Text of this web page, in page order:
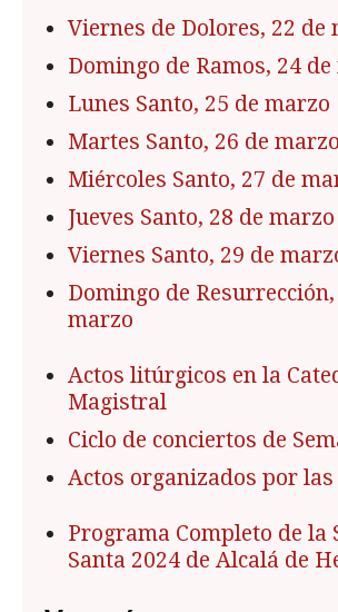
Viernes de Dolores, 22 de
Domingo de Ramos, 24
Lunes Santo, 25 de marzo
Martes Santo, 26 de marzo
Miércoles Santo, 27 de
Jueves Santo, 28 de marzo
Viernes Santo, 29 de
Domingo de Resurrección,
marzo
Actos litúrgicos en la
Magistral
Ciclo de conciertos de
Actos organizados por
Programa Completo de la
Santa 2024 de Alcalá de